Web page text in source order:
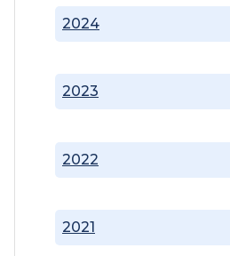
2021
2022
2023
2024